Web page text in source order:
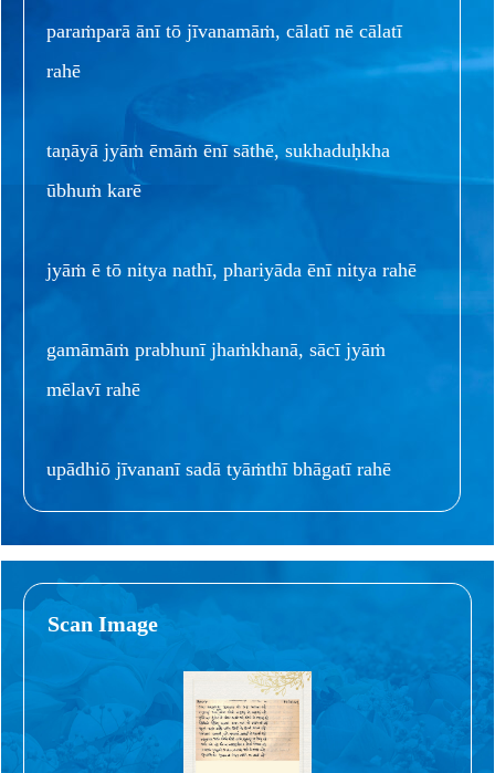
paraṁparā ānī tō jīvanamāṁ, cālatī nē cālatī
rahē
taṇāyā jyāṁ ēmāṁ ēnī sāthē, sukhaduḥkha
ūbhuṁ karē
jyāṁ ē tō nitya nathī, phariyāda ēnī nitya rahē
gamāmāṁ prabhunī jhaṁkhanā, sācī jyāṁ
mēlavī rahē
upādhiō jīvananī sadā tyāṁthī bhāgatī rahē
Scan Image